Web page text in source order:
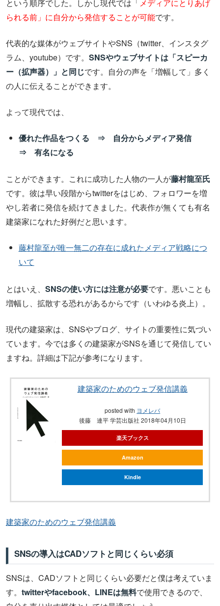
という順序でした。しかし現代では「 メディアにとりあげ
られる前」に自分から発信することが可能です。
代表的な媒体がウェブサイトやSNS（twitter、インスタグ
ラム、youtube）です。 SNSやウェブサイトは「スピーカ
ー（拡声器）」と同じです。自分の声を「増幅して」多く
の人に伝えることができます。
よって現代では、
優れた作品をつくる ⇒ 自分からメディア発信
⇒ 有名になる
ことができます。これに成功した人物の一人が藤村龍至氏
です。彼は早い段階からtwitterをはじめ、フォロワーを増
やし若者に発信を続けてきました。代表作が無くても有名
建築家になれた好例だと思います。
藤村龍至が唯一無二の存在に成れたメディア戦略につ
いて
とはいえ、 SNSの使い方には注意が必要です。悪いことも
増幅し、拡散する恐れがあるからです（いわゆる炎上）。
現代の建築家は、SNSやブログ、サイトの重要性に気づい
ています。今では多くの建築家がSNSを通じて発信してい
ますね。詳細は下記が参考になります。
建築家のためのウェブ発信講義
posted with ヨメレバ
後藤 連平 学芸出版社 2018年04月10日
楽天ブックス
Amazon
Kindle
建築家のためのウェブ発信講義
SNSの導入はCADソフトと同じくらい必須
SNSは、CADソフトと同じくらい必要だと僕は考えていま
す。 twitterやfacebook、LINEは無料で使用できるので、